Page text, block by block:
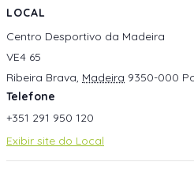
LOCAL
Centro Desportivo da Madeira
VE4 65
Ribeira Brava, Madeira 9350-000
Telefone
+351 291 950 120
Exibir site do Local